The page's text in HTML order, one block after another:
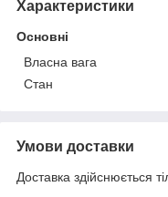
Характеристики
Основні
Власна вага
Стан
Умови доставки
Доставка здійснюється